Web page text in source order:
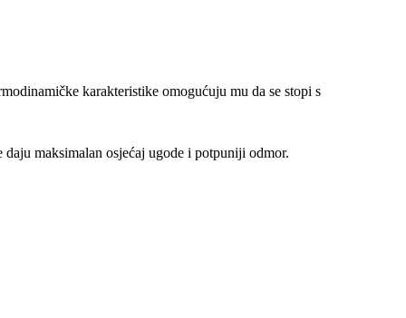
karakteristike omogućuju mu da se stopi s
maksimalan osjećaj ugode i potpuniji odmor.